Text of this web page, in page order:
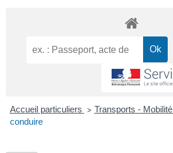
Accueil particuliers > Transports - Mobilité
conduire